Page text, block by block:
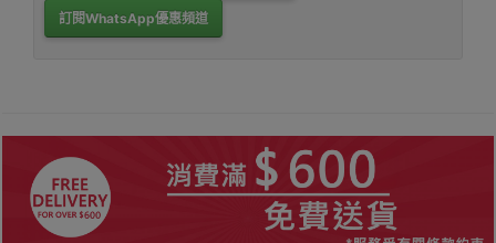
訂閱WhatsApp優惠頻道